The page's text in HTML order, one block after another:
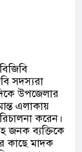
সদস্যরা
উপজেলার
এলাকায়
করেন।
জনক ব্যক্তিকে
কাছে মাদক